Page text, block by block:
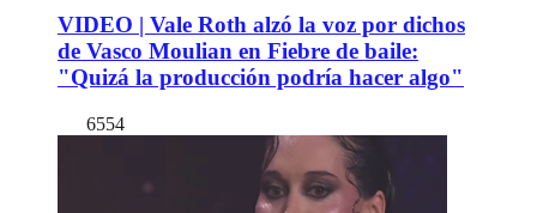
VIDEO | Vale Roth alzó la voz por dichos
de Vasco Moulian en Fiebre de baile:
"Quizá la producción podría hacer algo"
6554